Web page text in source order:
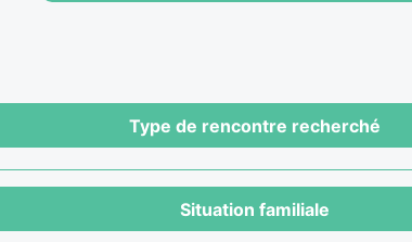
Type de rencontre recherché
Situation familiale